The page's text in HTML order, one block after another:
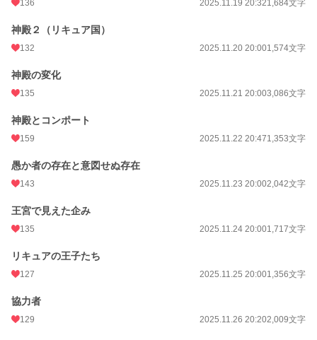
136 2025.11.19 20:321,684文字
神殿２（リキュア国）
132 2025.11.20 20:001,574文字
神殿の変化
135 2025.11.21 20:003,086文字
神殿とコンポート
159 2025.11.22 20:471,353文字
愚か者の存在と意図せぬ存在
143 2025.11.23 20:002,042文字
王宮で見えた企み
135 2025.11.24 20:001,717文字
リキュアの王子たち
127 2025.11.25 20:001,356文字
協力者
129 2025.11.26 20:202,009文字